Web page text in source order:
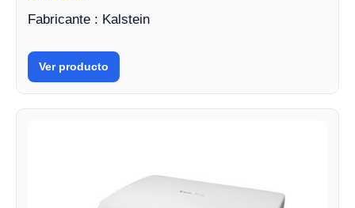
Fabricante : Kalstein
Ver producto